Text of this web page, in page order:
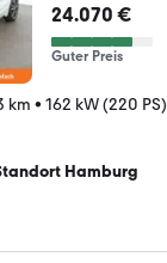
24.070 €
Guter Preis
km • 162 kW (220 PS)
Hamburg